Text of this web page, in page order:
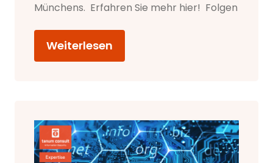
Münchens. Erfahren Sie mehr hier! Folgen
Weiterlesen